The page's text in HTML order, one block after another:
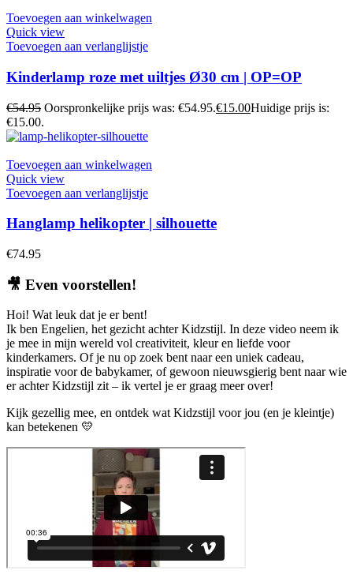
Toevoegen aan winkelwagen
Quick view
Toevoegen aan verlanglijstje
Kinderlamp roze met uiltjes Ø30 cm | OP=OP
€54.95 Oorspronkelijke prijs was: €54.95.€15.00Huidige prijs is:
€15.00.
Toevoegen aan winkelwagen
Quick view
Toevoegen aan verlanglijstje
Hanglamp helikopter | silhouette
€74.95
🎥 Even voorstellen!
Hoi! Wat leuk dat je er bent!
Ik ben Engelien, het gezicht achter Kidzstijl. In deze video neem ik
je mee in mijn wereld vol creativiteit, kleur en liefde voor
kinderkamers. Of je nu op zoek bent naar een uniek cadeau,
inspiratie voor de babykamer, of gewoon nieuwsgierig bent naar wie
er achter Kidzstijl zit – ik vertel je er graag meer over!
Kijk gezellig mee, en ontdek wat Kidzstijl voor jou (en je kleintje)
kan betekenen 💛